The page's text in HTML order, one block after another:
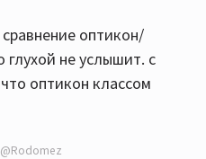
оптикон/
глухой не услышит. с
оптикон классом
@Rodomez